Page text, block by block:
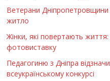
Ветерани
житло
Жінки, які повертають життя:
фотовиставку
Педагогиню з Дніпра
всеукраїнському конкурсі